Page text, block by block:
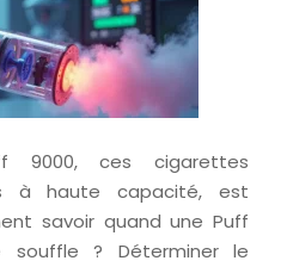
9000, ces cigarettes
à haute capacité, est
savoir quand une Puff
? Déterminer le